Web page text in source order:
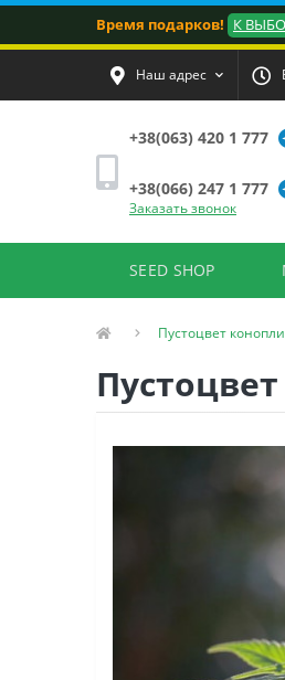
Время подарков! К
Наш адрес
+38(063) 420 1 777
+38(066) 247 1 777
Заказать звонок
SEED SHOP
Пустоцвет